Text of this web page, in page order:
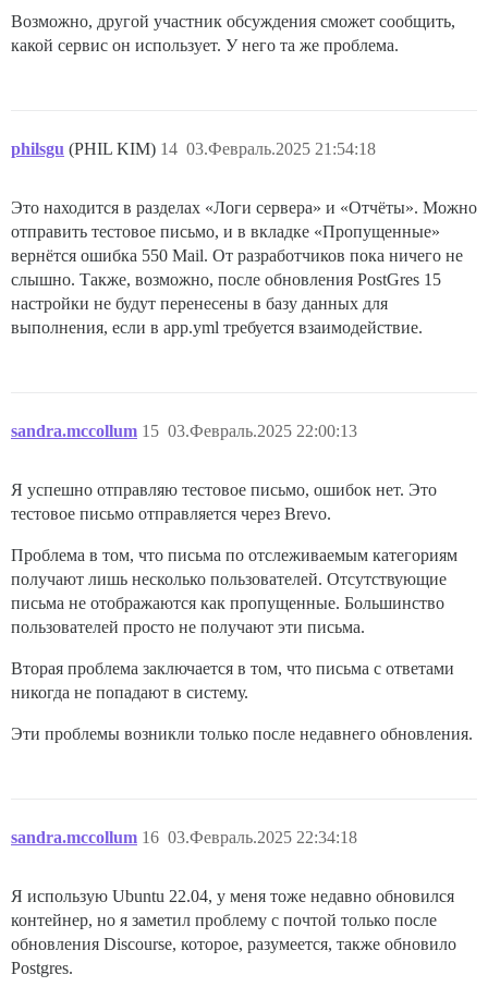
Возможно, другой участник обсуждения сможет сообщить,
какой сервис он использует. У него та же проблема.
philsgu (PHIL KIM) 03.Февраль.2025 21:54:18
14
Это находится в разделах «Логи сервера» и «Отчёты». Можно
отправить тестовое письмо, и в вкладке «Пропущенные»
вернётся ошибка 550 Mail. От разработчиков пока ничего не
слышно. Также, возможно, после обновления PostGres 15
настройки не будут перенесены в базу данных для
выполнения, если в app.yml требуется взаимодействие.
sandra.mccollum 03.Февраль.2025 22:00:13
15
Я успешно отправляю тестовое письмо, ошибок нет. Это
тестовое письмо отправляется через Brevo.
Проблема в том, что письма по отслеживаемым категориям
получают лишь несколько пользователей. Отсутствующие
письма не отображаются как пропущенные. Большинство
пользователей просто не получают эти письма.
Вторая проблема заключается в том, что письма с ответами
никогда не попадают в систему.
Эти проблемы возникли только после недавнего обновления.
sandra.mccollum 03.Февраль.2025 22:34:18
16
Я использую Ubuntu 22.04, у меня тоже недавно обновился
контейнер, но я заметил проблему с почтой только после
обновления Discourse, которое, разумеется, также обновило
Postgres.